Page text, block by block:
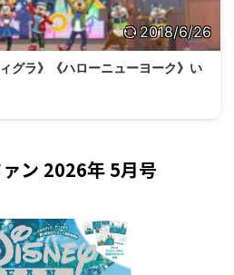
2018/6/26
グラ》《ハローニューヨーク》い
ン 2026年 5月号